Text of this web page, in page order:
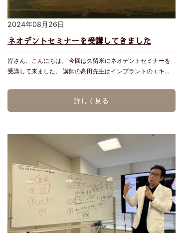
2024年08月26日
ネオデントセミナーを受講してきました
皆さん、こんにちは。 今回は久留米にネオデントセミナーを
受講して来ました。 講師の高田先生はインプラントのエキス
違いの経験値をお持ちです。 そのような先生の講義を受ける
機会は大変貴重です。 オールオン4or6のケースを多数拝見さ
せて頂きました。 オールオン4とは、片顎4本という少ないイ
定式の人工歯を被せることで 咬合を再建できる治療法のこと
です。 少ない本数での埋入となるため、費用面を抑えて全体
を治療することが可能です。 Micデンタルクリニックでも症例
によってはオールオンを取り入れていきます。 これからも知
識と技術の研鑽に努めてまいります。 院長 宮城
詳しく見る